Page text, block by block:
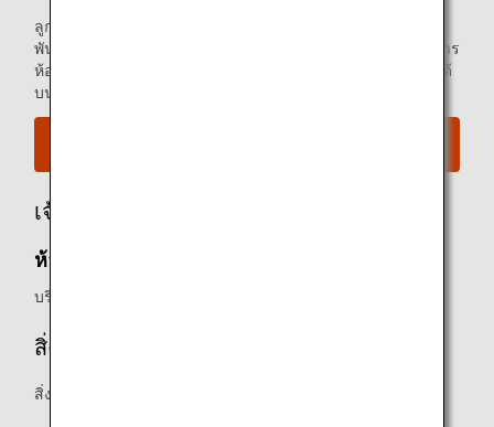
ลูกค้าสมาชิก Paid Lounge Membership ของสายการบินกลุ่ม
พันธมิตร Star Alliance สามารถดูข้อมูลเกี่ยวกับการเข้าใช้บริการ
ห้องรับรองในสนามบินสำหรับเที่ยวบินที่ดำเนินการโดย ANA ได้
บน
เจ้าของ
ห้องรับรองของ Asiana Airlines:
บริการต่างๆ ของ Asiana Airlines
สิ่งอำนวยความสะดวก
สิ่งต่อไปนี้อาจแตกต่างกัน: